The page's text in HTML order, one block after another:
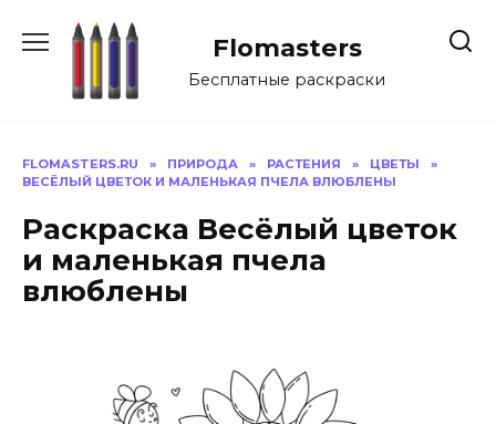
Flomasters
Бесплатные раскраски
FLOMASTERS.RU » ПРИРОДА » РАСТЕНИЯ » ЦВЕТЫ
»
ВЕСЁЛЫЙ ЦВЕТОК И МАЛЕНЬКАЯ ПЧЕЛА ВЛЮБЛЕНЫ
Раскраска Весёлый цветок
и маленькая пчела
влюблены